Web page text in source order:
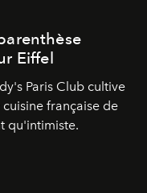
Eiffel
Paris Club cultive
française de
qu'intimiste.